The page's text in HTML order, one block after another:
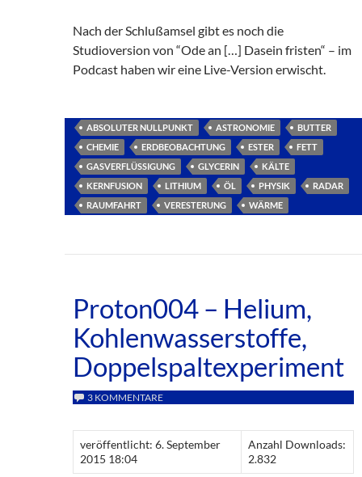
Nach der Schlußamsel gibt es noch die
Studioversion von “Ode an […] Dasein fristen“ – im
Podcast haben wir eine Live-Version erwischt.
ABSOLUTER NULLPUNKT ASTRONOMIE
BUTTER
CHEMIE
ERDBEOBACHTUNG ESTER
FETT
GASVERFLÜSSIGUNG
GLYCERIN
KÄLTE
KERNFUSION
LITHIUM ÖL PHYSIK
RADAR
RAUMFAHRT
VERESTERUNG WÄRME
Proton004 – Helium,
Kohlenwasserstoffe,
Doppelspaltexperiment
3 KOMMENTARE
veröffentlicht: 6. September
2015 18:04
Anzahl Downloads:
2.832